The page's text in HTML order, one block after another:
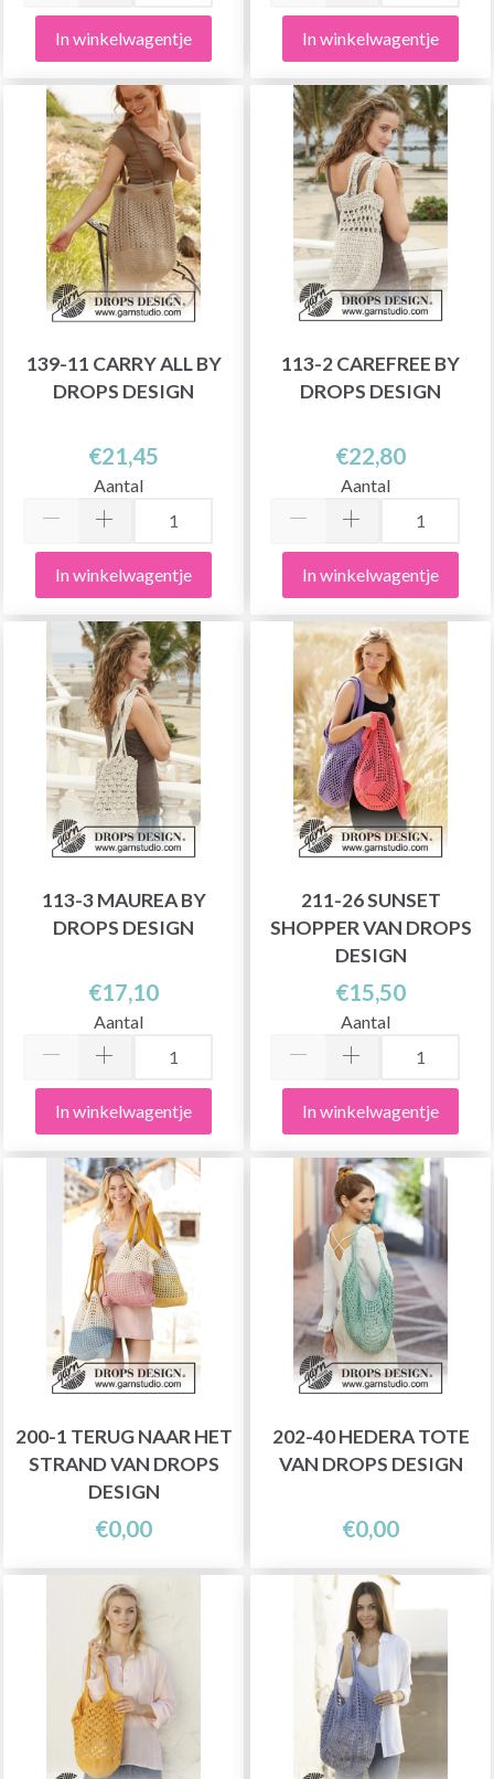
In winkelwagentje In winkelwagentje
139-11 CARRY ALL BY
DROPS DESIGN
€21,45
Aantal
In winkelwagentje
113-2 CAREFREE BY
DROPS DESIGN
€22,80
Aantal
In winkelwagentje
113-3 MAUREA BY
DROPS DESIGN
€17,10
Aantal
In winkelwagentje
211-26 SUNSET
SHOPPER VAN DROPS
DESIGN
€15,50
Aantal
In winkelwagentje
200-1 TERUG NAAR HET
STRAND VAN DROPS
DESIGN
€0,00
202-40 HEDERA TOTE
VAN DROPS DESIGN
€0,00